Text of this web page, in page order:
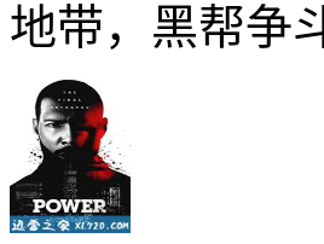
地带，黑帮争